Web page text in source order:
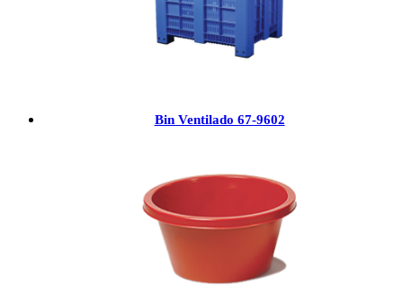
Bin Ventilado 67-9602